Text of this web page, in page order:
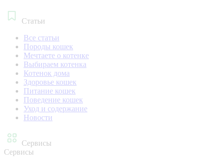
Статьи
Все статьи
Породы кошек
Мечтаете о котенке
Выбираем котенка
Котенок дома
Здоровье кошек
Питание кошек
Поведение кошек
Уход и содержание
Новости
Сервисы
Сервисы